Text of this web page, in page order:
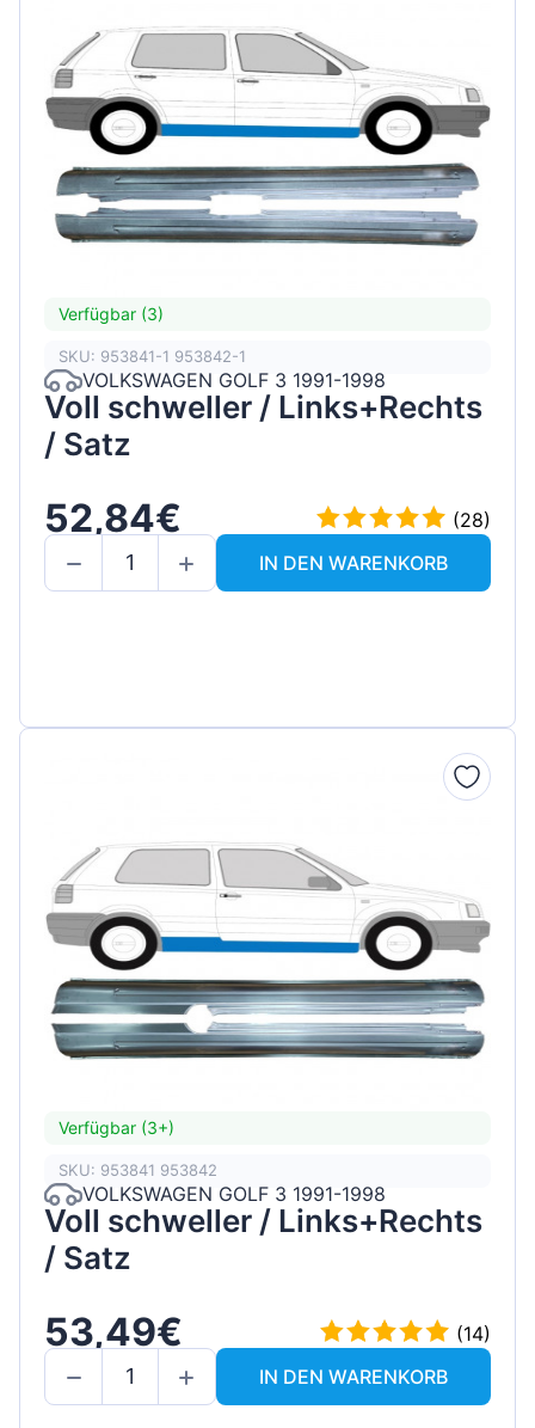
Verfügbar (3)
SKU: 953841-1 953842-1
VOLKSWAGEN GOLF 3 1991-1998
Voll schweller / Links+Rechts
/ Satz
52,84€
(28)
IN DEN WARENKORB
Verfügbar (3+)
SKU: 953841 953842
VOLKSWAGEN GOLF 3 1991-1998
Voll schweller / Links+Rechts
/ Satz
53,49€
(14)
IN DEN WARENKORB